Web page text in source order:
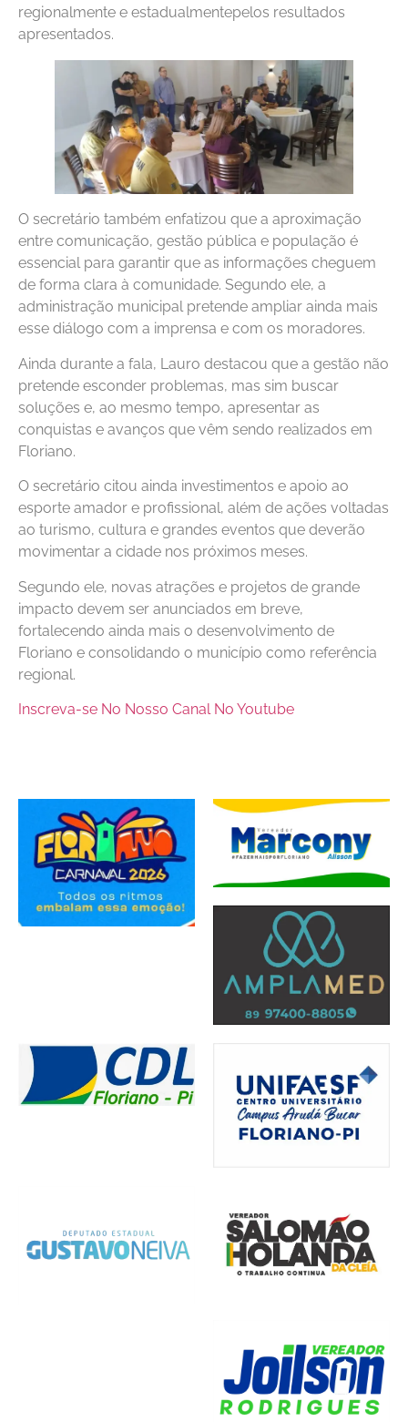
regionalmente e estadualmentepelos resultados
apresentados.
O secretário também enfatizou que a aproximação
entre comunicação, gestão pública e população é
essencial para garantir que as informações cheguem
de forma clara à comunidade. Segundo ele, a
administração municipal pretende ampliar ainda mais
esse diálogo com a imprensa e com os moradores.
Ainda durante a fala, Lauro destacou que a gestão não
pretende esconder problemas, mas sim buscar
soluções e, ao mesmo tempo, apresentar as
conquistas e avanços que vêm sendo realizados em
Floriano.
O secretário citou ainda investimentos e apoio ao
esporte amador e profissional, além de ações voltadas
ao turismo, cultura e grandes eventos que deverão
movimentar a cidade nos próximos meses.
Segundo ele, novas atrações e projetos de grande
impacto devem ser anunciados em breve,
fortalecendo ainda mais o desenvolvimento de
Floriano e consolidando o município como referência
regional.
Inscreva-se No Nosso Canal No Youtube